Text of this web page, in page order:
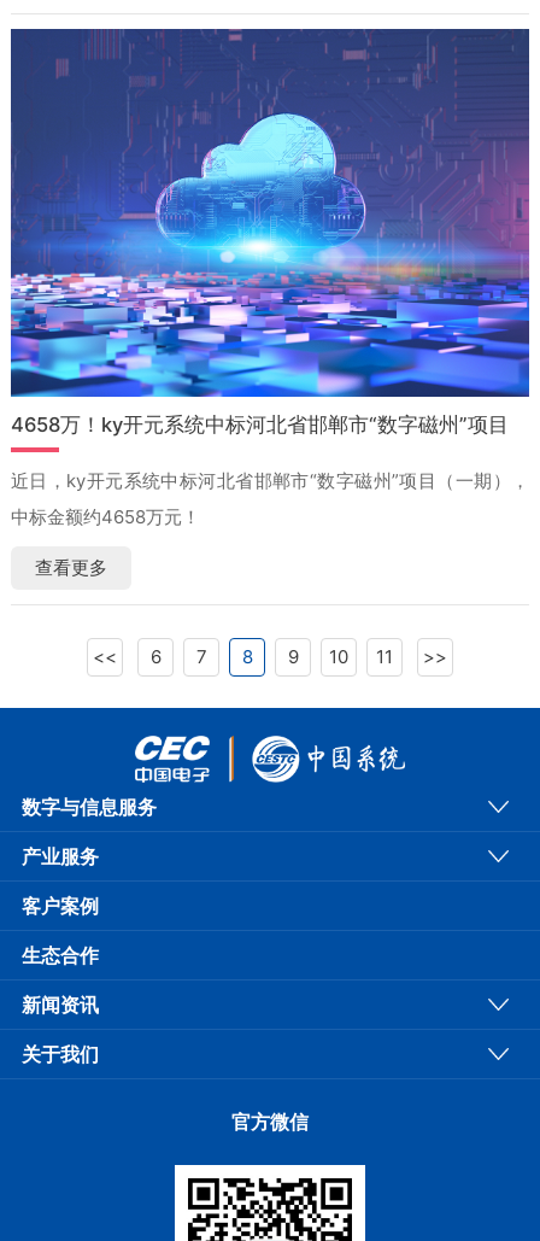
4658万！ky开元系统中标河北省邯郸市“数字磁州”项目
近日，ky开元系统中标河北省邯郸市“数字磁州”项目（一期），
中标金额约4658万元！
查看更多
<< 6 7 8 9 10 11 >>
数字与信息服务
产业服务
客户案例
生态合作
新闻资讯
关于我们
官方微信